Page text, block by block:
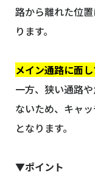
路から離れた位
ります。
メイン通路に面
一方、狭い通路
ないため、キャ
となります。
▼ポイント